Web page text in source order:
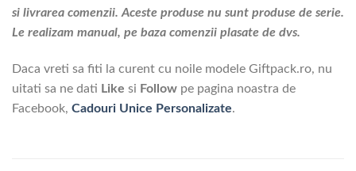
si livrarea comenzii. Aceste produse nu sunt produse de serie.
Le realizam manual, pe baza comenzii plasate de dvs.
Daca vreti sa fiti la curent cu noile modele Giftpack.ro, nu
uitati sa ne dati Like si Follow pe pagina noastra de
Facebook, Cadouri Unice Personalizate.